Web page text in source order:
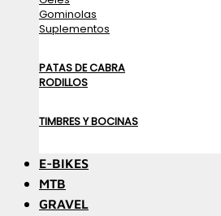
Gominolas
Suplementos
PATAS DE CABRA
RODILLOS
TIMBRES Y BOCINAS
E-BIKES
MTB
GRAVEL